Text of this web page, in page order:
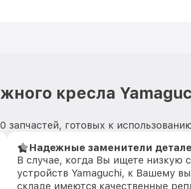
кресла
готовых к
Надежные заменители
В случае, когда Вы ищете низкую
устройств Yamaguchi, к Вашему
складе имеются качественные